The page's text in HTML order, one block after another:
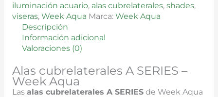
iluminación acuario, alas cubrelaterales, shades,
viseras, Week Aqua Marca: Week Aqua
Descripción
Información adicional
Valoraciones (0)
Alas cubrelaterales A SERIES –
Week Aqua
Las alas cubrelaterales A SERIESde Week Aqua